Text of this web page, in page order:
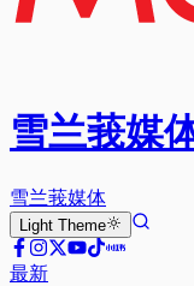
雪兰莪媒
雪兰莪媒体
Light Theme
最新